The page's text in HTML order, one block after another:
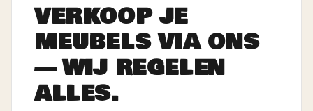
VERKOOP JE
MEUBELS VIA ONS
— WIJ REGELEN
ALLES.